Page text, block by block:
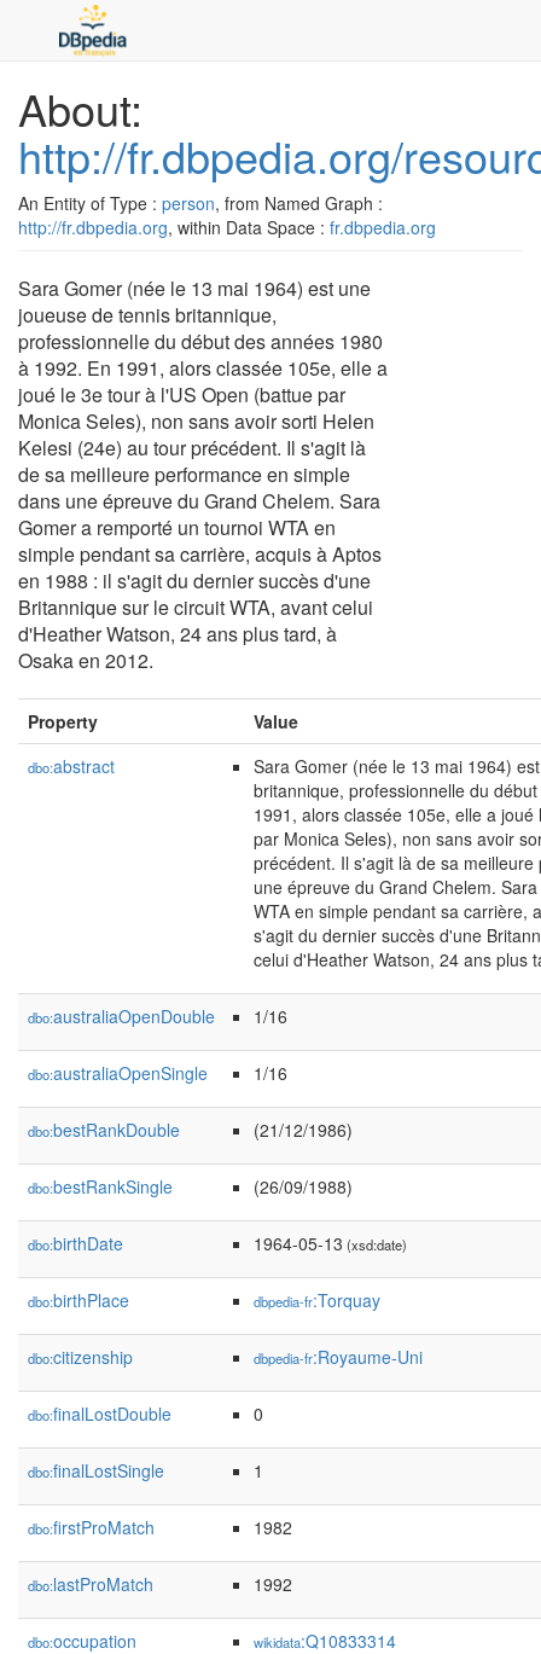
About:
http://fr.dbpedia.org/
An Entity of Type : person, from Named Graph :
http://fr.dbpedia.org, within Data Space : fr.dbpedia.org
Sara Gomer (née le 13 mai 1964) est une
joueuse de tennis britannique,
professionnelle du début des années 1980
à 1992. En 1991, alors classée 105e, elle a
joué le 3e tour à l'US Open (battue par
Monica Seles), non sans avoir sorti Helen
Kelesi (24e) au tour précédent. Il s'agit là
de sa meilleure performance en simple
dans une épreuve du Grand Chelem. Sara
Gomer a remporté un tournoi WTA en
simple pendant sa carrière, acquis à Aptos
en 1988 : il s'agit du dernier succès d'une
Britannique sur le circuit WTA, avant celui
d'Heather Watson, 24 ans plus tard, à
Osaka en 2012.
Property Value
dbo:abstract
Sara Gomer (née le 13 mai 1964)
britannique, professionnelle du
1991, alors classée 105e, elle a
par Monica Seles), non sans avoir
précédent. Il s'agit là de sa
une épreuve du Grand Chelem.
WTA en simple pendant sa carrière,
s'agit du dernier succès d'une
celui d'Heather Watson, 24 ans plus
dbo:australiaOpenDouble 1/16
dbo:australiaOpenSingle 1/16
dbo:bestRankDouble (21/12/1986)
dbo:bestRankSingle (26/09/1988)
dbo:birthDate 1964-05-13 (xsd:date)
dbo:birthPlace dbpedia-fr:Torquay
dbo:citizenship dbpedia-fr:Royaume-Uni
dbo:finalLostDouble 0
dbo:finalLostSingle 1
dbo:firstProMatch 1982
dbo:lastProMatch 1992
dbo:occupation wikidata:Q10833314